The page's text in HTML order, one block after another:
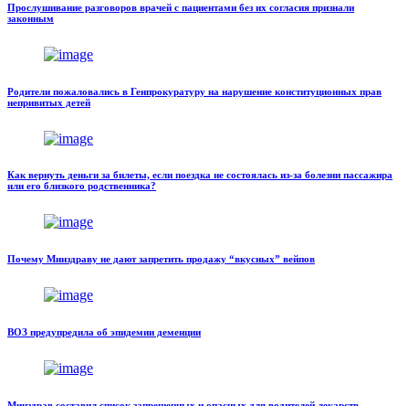
Прослушивание разговоров врачей с пациентами без их согласия признали
законным
Родители пожаловались в Генпрокуратуру на нарушение конституционных прав
непривитых детей
Как вернуть деньги за билеты, если поездка не состоялась из-за болезни пассажира
или его близкого родственника?
Почему Минздраву не дают запретить продажу “вкусных” вейпов
ВОЗ предупредила об эпидемии деменции